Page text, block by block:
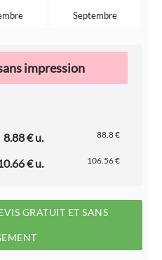
Septembre
impression
8.88 € u. 88.8 €
€ u. 106.56 €
GRATUIT ET SANS